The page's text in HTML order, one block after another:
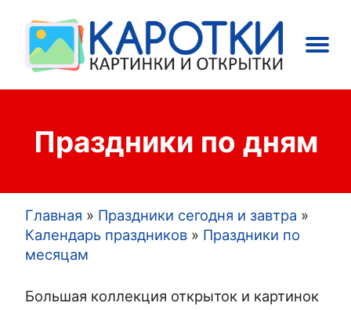
Main
Открытки
Праздники
Праздники по дням
Строка
навигации
Главная
Праздники сегодня и завтра
Календарь праздников
Праздники по
месяцам
Большая коллекция открыток и картинок